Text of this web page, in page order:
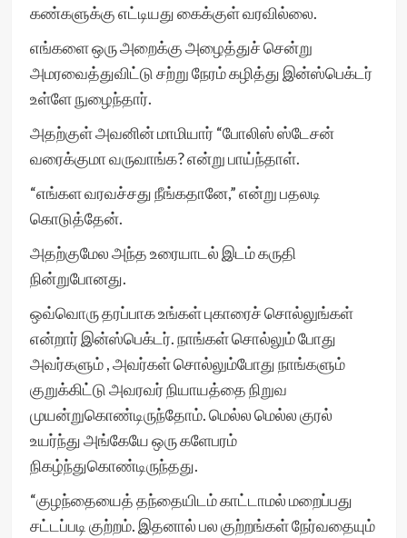
கண்களுக்கு எட்டியது கைக்குள் வரவில்லை.
எங்களை ஒரு அறைக்கு அழைத்துச் சென்று
அமரவைத்துவிட்டு சற்று நேரம் கழித்து இன்ஸ்பெக்டர்
உள்ளே நுழைந்தார்.
அதற்குள் அவனின் மாமியார் “போலிஸ் ஸ்டேசன்
வரைக்குமா வருவாங்க? என்று பாய்ந்தாள்.
“எங்கள வரவச்சது நீங்கதானே,” என்று பதலடி
கொடுத்தேன்.
அதற்குமேல அந்த உரையாடல் இடம் கருதி
நின்றுபோனது.
ஒவ்வொரு தரப்பாக உங்கள் புகாரைச் சொல்லுங்கள்
என்றார் இன்ஸ்பெக்டர். நாங்கள் சொல்லும் போது
அவர்களும் , அவர்கள் சொல்லும்போது நாங்களும்
குறுக்கிட்டு அவரவர் நியாயத்தை நிறுவ
முயன்றுகொண்டிருந்தோம். மெல்ல மெல்ல குரல்
உயர்ந்து அங்கேயே ஒரு களேபரம்
நிகழ்ந்துகொண்டிருந்தது.
“குழந்தையைத் தந்தையிடம் காட்டாமல் மறைப்பது
சட்டப்படி குற்றம். இதனால் பல குற்றங்கள் நேர்வதையும்